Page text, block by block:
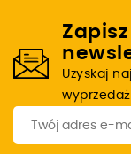
Uzyskaj